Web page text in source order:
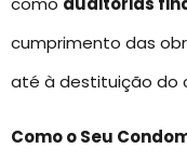
cumprimento das
até à destituição do
Como o Seu